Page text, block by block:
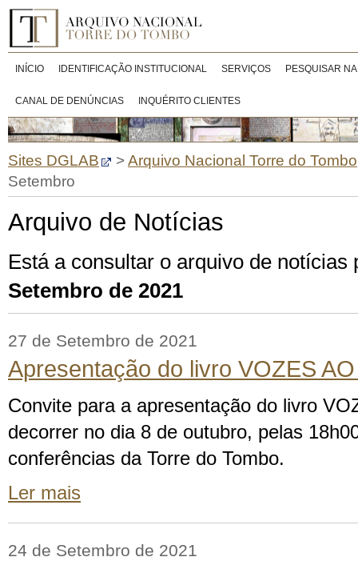
INÍCIO IDENTIFICAÇÃO INSTITUCIONAL SERVIÇOS PESQUISAR
CANAL DE DENÚNCIAS INQUÉRITO CLIENTES
Sites DGLAB >Arquivo Nacional Torre do Tombo
Setembro
Arquivo de Notícias
Está a consultar o arquivo de notícias
Setembro de 2021
27 de Setembro de 2021
Apresentação do livro VOZES
Convite para a apresentação do livro
decorrer no dia 8 de outubro, pelas
conferências da Torre do Tombo.
Ler mais
24 de Setembro de 2021